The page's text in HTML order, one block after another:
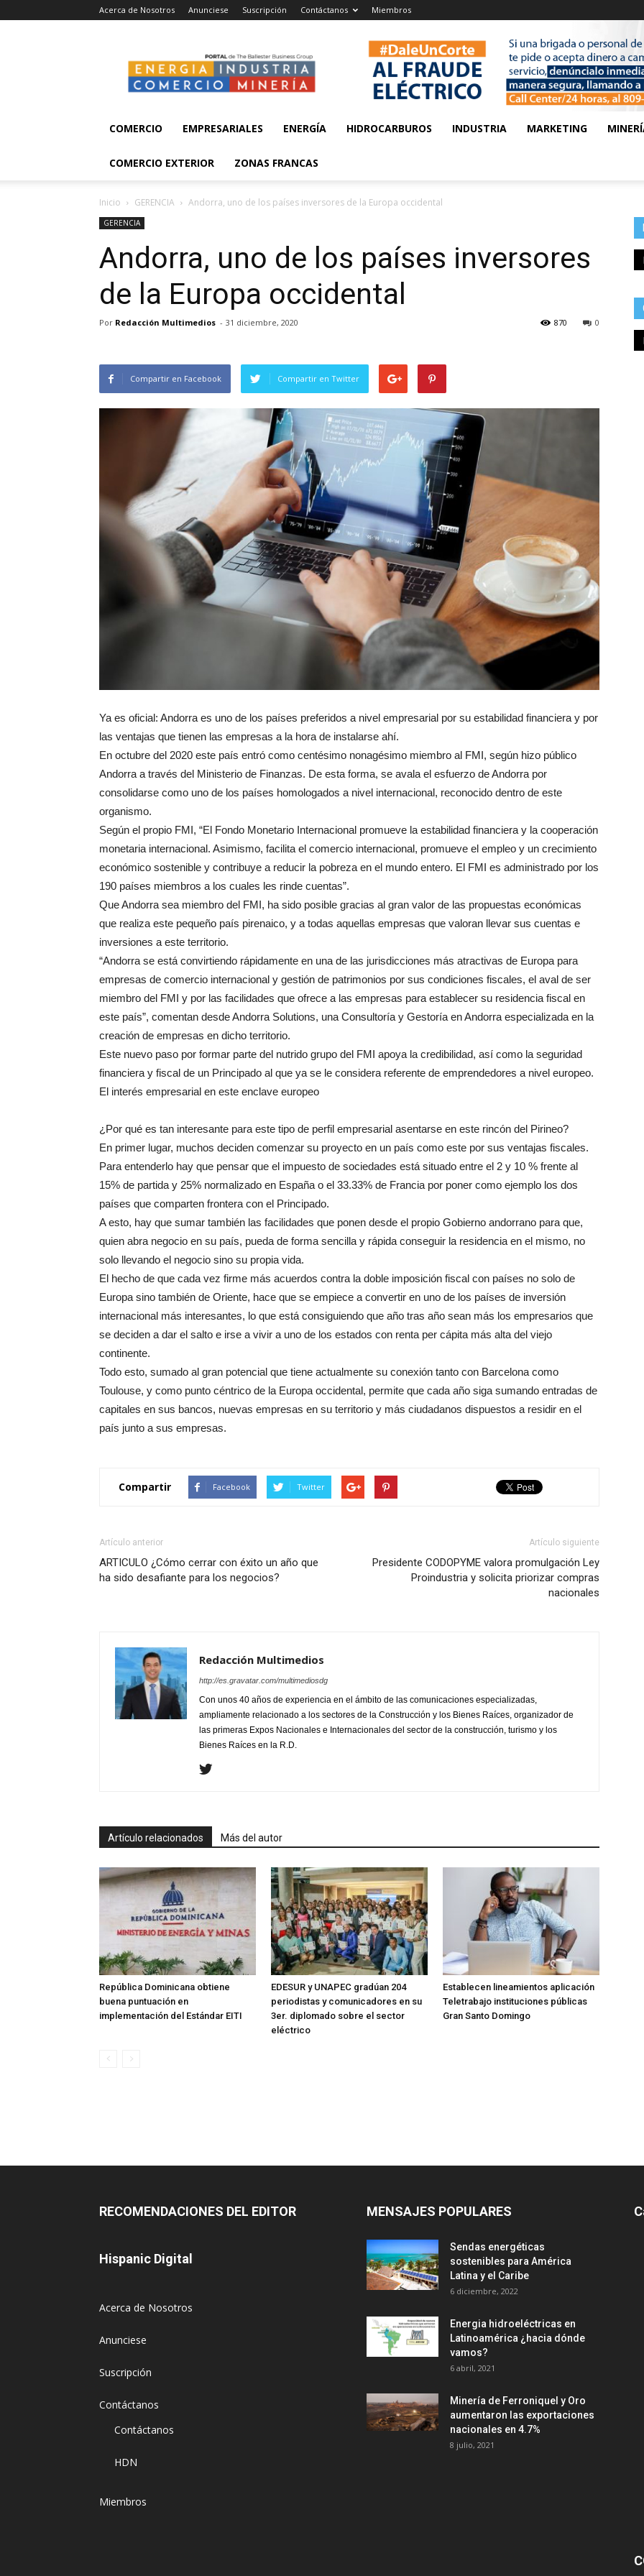
Acerca de Nosotros Anunciese Suscripción Contáctanos Miembros
Industria,
Comercio
y
COMERCIO
EMPRESARIALES ENERGÍA HIDROCARBUROS INDUSTRIA MARKETING
COMERCIO EXTERIOR ZONAS FRANCAS
Inicio GERENCIA Andorra, uno de los países inversores de la Europa occidental
GERENCIA
Andorra, uno de los países inversores
de la Europa occidental
Por Redacción Multimedios - 31 diciembre, 2020 0
870
Compartir en Facebook Compartir en Twitter
Ya es oficial: Andorra es uno de los países preferidos a nivel empresarial por su estabilidad financiera y por
las ventajas que tienen las empresas a la hora de instalarse ahí.
En octubre del 2020 este país entró como centésimo nonagésimo miembro al FMI, según hizo público
Andorra a través del Ministerio de Finanzas. De esta forma, se avala el esfuerzo de Andorra por
consolidarse como uno de los países homologados a nivel internacional, reconocido dentro de este
organismo.
Según el propio FMI, “El Fondo Monetario Internacional promueve la estabilidad financiera y la cooperación
monetaria internacional. Asimismo, facilita el comercio internacional, promueve el empleo y un crecimiento
económico sostenible y contribuye a reducir la pobreza en el mundo entero. El FMI es administrado por los
190 países miembros a los cuales les rinde cuentas”.
Que Andorra sea miembro del FMI, ha sido posible gracias al gran valor de las propuestas económicas
que realiza este pequeño país pirenaico, y a todas aquellas empresas que valoran llevar sus cuentas e
inversiones a este territorio.
“Andorra se está convirtiendo rápidamente en una de las jurisdicciones más atractivas de Europa para
empresas de comercio internacional y gestión de patrimonios por sus condiciones fiscales, el aval de ser
miembro del FMI y por las facilidades que ofrece a las empresas para establecer su residencia fiscal en
este país”, comentan desde Andorra Solutions, una Consultoría y Gestoría en Andorra especializada en la
creación de empresas en dicho territorio.
Este nuevo paso por formar parte del nutrido grupo del FMI apoya la credibilidad, así como la seguridad
financiera y fiscal de un Principado al que ya se le considera referente de emprendedores a nivel europeo.
El interés empresarial en este enclave europeo
¿Por qué es tan interesante para este tipo de perfil empresarial asentarse en este rincón del Pirineo?
En primer lugar, muchos deciden comenzar su proyecto en un país como este por sus ventajas fiscales.
Para entenderlo hay que pensar que el impuesto de sociedades está situado entre el 2 y 10 % frente al
15% de partida y 25% normalizado en España o el 33.33% de Francia por poner como ejemplo los dos
países que comparten frontera con el Principado.
A esto, hay que sumar también las facilidades que ponen desde el propio Gobierno andorrano para que,
quien abra negocio en su país, pueda de forma sencilla y rápida conseguir la residencia en el mismo, no
solo llevando el negocio sino su propia vida.
El hecho de que cada vez firme más acuerdos contra la doble imposición fiscal con países no solo de
Europa sino también de Oriente, hace que se empiece a convertir en uno de los países de inversión
internacional más interesantes, lo que está consiguiendo que año tras año sean más los empresarios que
se deciden a dar el salto e irse a vivir a uno de los estados con renta per cápita más alta del viejo
continente.
Todo esto, sumado al gran potencial que tiene actualmente su conexión tanto con Barcelona como
Toulouse, y como punto céntrico de la Europa occidental, permite que cada año siga sumando entradas de
capitales en sus bancos, nuevas empresas en su territorio y más ciudadanos dispuestos a residir en el
país junto a sus empresas.
Compartir Facebook Twitter
Artículo anterior
ARTICULO ¿Cómo cerrar con éxito un año que
ha sido desafiante para los negocios?
Artículo siguiente
Presidente CODOPYME valora promulgación Ley
Proindustria y solicita priorizar compras
nacionales
Redacción Multimedios
http://es.gravatar.com/multimediosdg
Con unos 40 años de experiencia en el ámbito de las comunicaciones especializadas,
ampliamente relacionado a los sectores de la Construcción y los Bienes Raíces, organizador de
las primeras Expos Nacionales e Internacionales del sector de la construcción, turismo y los
Bienes Raíces en la R.D.
Artículo relacionados Más del autor
República Dominicana obtiene
buena puntuación en
implementación del Estándar EITI
EDESUR y UNAPEC gradúan 204
periodistas y comunicadores en su
3er. diplomado sobre el sector
eléctrico
Establecen lineamientos aplicación
Teletrabajo instituciones públicas
Gran Santo Domingo
RECOMENDACIONES DEL EDITOR
Hispanic Digital
Acerca de Nosotros
Anunciese
Suscripción
Contáctanos
Contáctanos
HDN
Miembros
MENSAJES POPULARES
Sendas energéticas
sostenibles para América
Latina y el Caribe
6 diciembre, 2022
Energia hidroeléctricas en
Latinoamérica ¿hacia dónde
vamos?
6 abril, 2021
Minería de Ferroniquel y Oro
aumentaron las exportaciones
nacionales en 4.7%
8 julio, 2021